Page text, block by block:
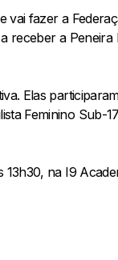
vai fazer a
receber a Peneira
Elas
Feminino Sub-
na I9